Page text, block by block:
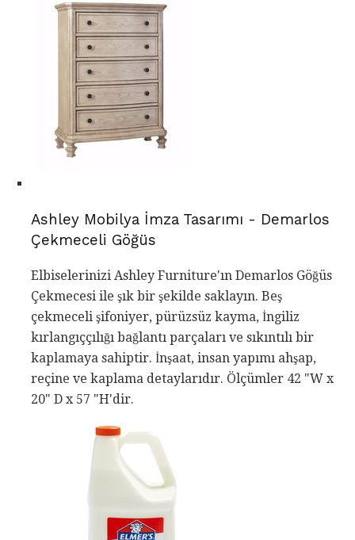
Ashley Mobilya İmza Tasarımı - Demarlos
Çekmeceli Göğüs
Elbiselerinizi Ashley Furniture'ın Demarlos Göğüs
Çekmecesi ile şık bir şekilde saklayın. Beş
çekmeceli şifoniyer, pürüzsüz kayma, İngiliz
kırlangıççılığı bağlantı parçaları ve sıkıntılı bir
kaplamaya sahiptir. İnşaat, insan yapımı ahşap,
reçine ve kaplama detaylarıdır. Ölçümler 42 "W x
20" D x 57 "H'dir.